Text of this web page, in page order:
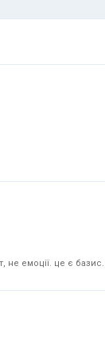
це є базис.